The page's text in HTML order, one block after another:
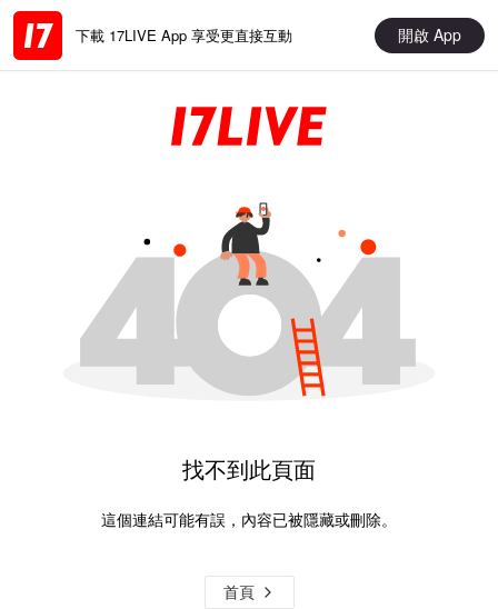
下載 17LIVE App 享受更直接互動 開啟 App
找不到此頁面
這個連結可能有誤，內容已被隱藏或刪除。
首頁